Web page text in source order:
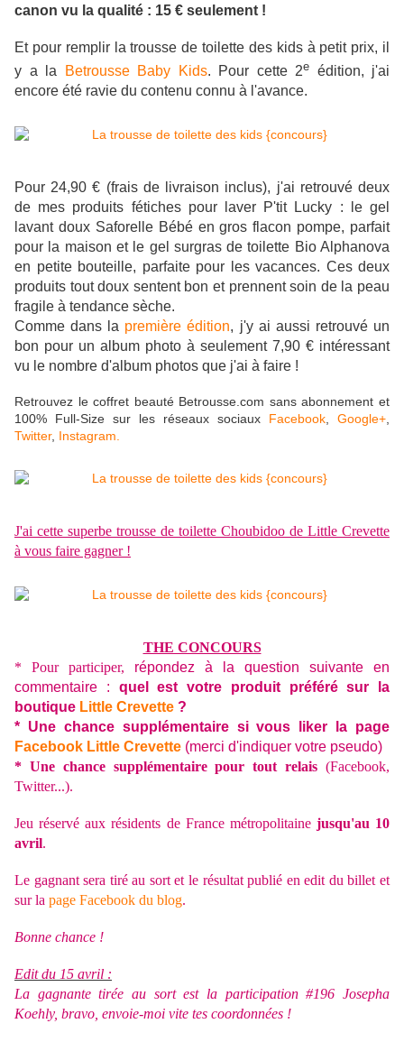
canon vu la qualité : 15 € seulement !
Et pour remplir la trousse de toilette des kids à petit prix, il
y a la
Betrousse Baby Kids. Pour cette 2e édition, j'ai
encore été ravie du contenu connu à l'avance.
Pour 24,90 € (frais de livraison inclus), j'ai retrouvé deux
de mes produits fétiches pour laver P'tit Lucky : le gel
lavant doux Saforelle Bébé en gros flacon pompe, parfait
pour la maison et le gel surgras de toilette Bio Alphanova
en petite bouteille, parfaite pour les vacances. Ces deux
produits tout doux sentent bon et prennent soin de la peau
fragile à tendance sèche.
Comme dans la première édition, j'y ai aussi retrouvé un
bon pour un album photo à seulement 7,90 € intéressant
vu le nombre d'album photos que j'ai à faire !
Retrouvez le coffret beauté Betrousse .com sans abonnement et
100% Full-Size sur les réseaux sociaux Facebook Google+
Twitter, Instagram.
J'ai cette superbe trousse de toilette Choubidoo de Little Crevette
à vous faire gagner !
THE CONCOURS
* Pour participer, répondez à la question suivante en
commentaire : quel est votre produit préféré sur la
boutique Little Crevette ?
* Une chance supplémentaire si vous liker la page
Facebook Little Crevette (merci d'indiquer votre pseudo)
* Une chance supplémentaire pour tout relais (Facebook,
Twitter...).
Jeu réservé aux résidents de France métropolitaine jusqu'au 10
avril.
Le gagnant sera tiré au sort et le résultat publié en edit du billet et
sur la page Facebook du blog.
Bonne chance !
Edit du 15 avril :
La gagnante tirée au sort est la participation #196 Josepha
Koehly, bravo, envoie-moi vite tes coordonnées !